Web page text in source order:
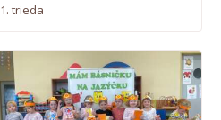
1. trieda